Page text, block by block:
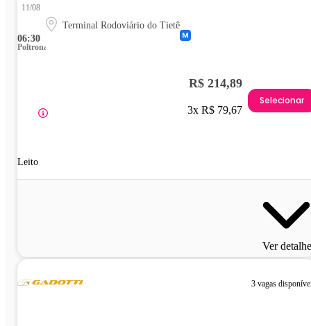
06:30
11/08
Terminal Rodoviário do Tietê
Poltrona
Leito
R$ 214,89
3x R$ 79,67
Selecionar
Ver
3 vagas